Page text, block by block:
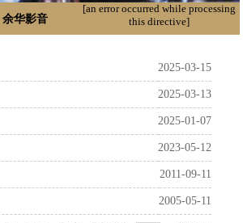
余华影音
[an error occurred while processing
this directive]
2025-03-15
2025-03-13
2025-01-07
2023-05-12
2011-09-11
2005-05-11